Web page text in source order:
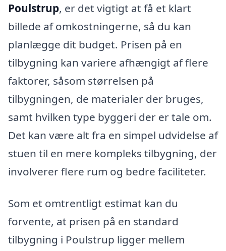
Poulstrup, er det vigtigt at få et klart
billede af omkostningerne, så du kan
planlægge dit budget. Prisen på en
tilbygning kan variere afhængigt af flere
faktorer, såsom størrelsen på
tilbygningen, de materialer der bruges,
samt hvilken type byggeri der er tale om.
Det kan være alt fra en simpel udvidelse af
stuen til en mere kompleks tilbygning, der
involverer flere rum og bedre faciliteter.
Som et omtrentligt estimat kan du
forvente, at prisen på en standard
tilbygning i Poulstrup ligger mellem